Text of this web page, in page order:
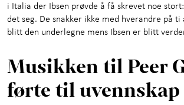
i Italia der Ibsen prøvde å få skrevet noe
det seg. De snakker ikke med hverandre på ti
blitt den underlegne mens Ibsen er blitt
Musikken til Peer
førte til uvennskap